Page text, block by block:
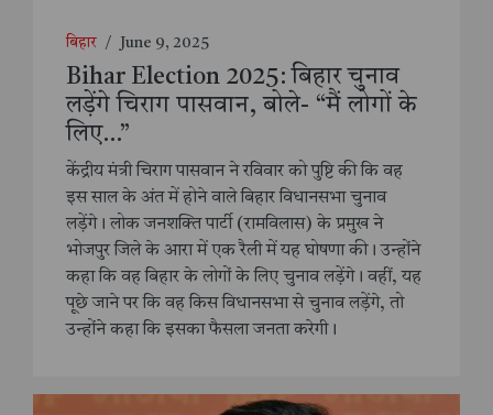
बिहार / June 9, 2025
Bihar Election 2025: बिहार चुनाव
लड़ेंगे चिराग पासवान, बोले- “मैं लोगों के
लिए…”
केंद्रीय मंत्री चिराग पासवान ने रविवार को पुष्टि की कि वह
इस साल के अंत में होने वाले बिहार विधानसभा चुनाव
लड़ेंगे। लोक जनशक्ति पार्टी (रामविलास) के प्रमुख ने
भोजपुर जिले के आरा में एक रैली में यह घोषणा की। उन्होंने
कहा कि वह बिहार के लोगों के लिए चुनाव लड़ेंगे। वहीं, यह
पूछे जाने पर कि वह किस विधानसभा से चुनाव लड़ेंगे, तो
उन्होंने कहा कि इसका फैसला जनता करेगी।